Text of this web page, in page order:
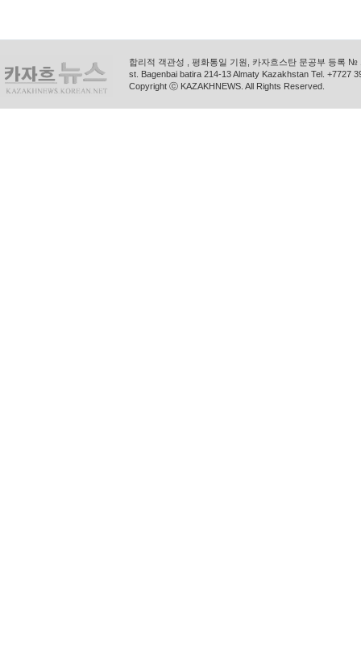
합리적 객관성 , 평화통일 기원, 카자흐스탄 문공부 등록
st. Bagenbai batira 214-13 Almaty Kazakhstan Tel. +7727
Copyright ⓒ KAZAKHNEWS. All Rights Reserved.